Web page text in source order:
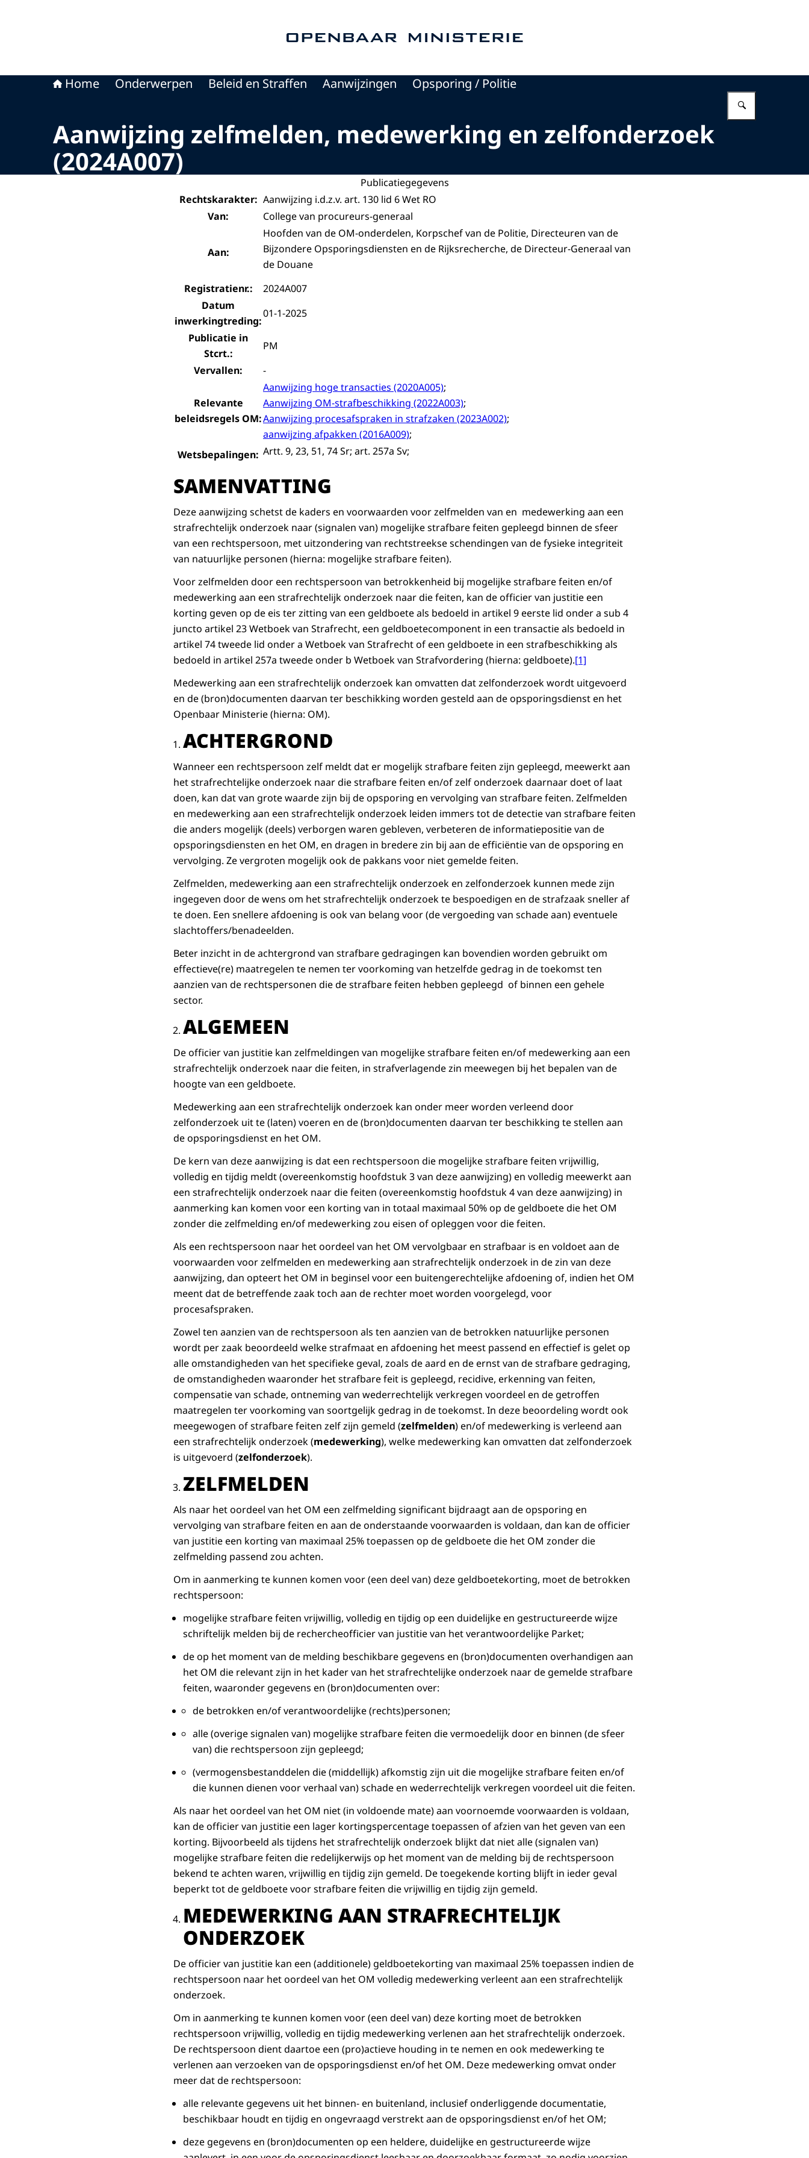
Home Onderwerpen Beleid en Straffen Aanwijzingen Opsporing / Politie
Aanwijzing zelfmelden, medewerking en zelfonderzoek
(2024A007)
Publicatiegegevens
Rechtskarakter: Aanwijzing i.d.z.v. art. 130 lid 6 Wet RO
Van:
College van procureurs-generaal
Aan:
Hoofden van de OM-onderdelen, Korpschef van de Politie, Directeuren van de
Bijzondere Opsporingsdiensten en de Rijksrecherche, de Directeur-Generaal van
de Douane
Registratienr.:
2024A007
Datum
inwerkingtreding:
01-1-2025
Publicatie in
Stcrt.:
PM
Vervallen:
-
Relevante
beleidsregels OM:
Aanwijzing hoge transacties (2020A005);
Aanwijzing OM-strafbeschikking (2022A003);
Aanwijzing procesafspraken in strafzaken (2023A002);
aanwijzing afpakken (2016A009);
Wetsbepalingen: Artt. 9, 23, 51, 74 Sr; art. 257a Sv;
SAMENVATTING
Deze aanwijzing schetst de kaders en voorwaarden voor zelfmelden van en medewerking aan een
strafrechtelijk onderzoek naar (signalen van) mogelijke strafbare feiten gepleegd binnen de sfeer
van een rechtspersoon, met uitzondering van rechtstreekse schendingen van de fysieke integriteit
van natuurlijke personen (hierna: mogelijke strafbare feiten).
Voor zelfmelden door een rechtspersoon van betrokkenheid bij mogelijke strafbare feiten en/of
medewerking aan een strafrechtelijk onderzoek naar die feiten, kan de officier van justitie een
korting geven op de eis ter zitting van een geldboete als bedoeld in artikel 9 eerste lid onder a sub 4
juncto artikel 23 Wetboek van Strafrecht, een geldboetecomponent in een transactie als bedoeld in
artikel 74 tweede lid onder a Wetboek van Strafrecht of een geldboete in een strafbeschikking als
bedoeld in artikel 257a tweede onder b Wetboek van Strafvordering (hierna: geldboete).[1]
Medewerking aan een strafrechtelijk onderzoek kan omvatten dat zelfonderzoek wordt uitgevoerd
en de (bron)documenten daarvan ter beschikking worden gesteld aan de opsporingsdienst en het
Openbaar Ministerie (hierna: OM).
ACHTERGROND
Wanneer een rechtspersoon zelf meldt dat er mogelijk strafbare feiten zijn gepleegd, meewerkt aan
het strafrechtelijke onderzoek naar die strafbare feiten en/of zelf onderzoek daarnaar doet of laat
doen, kan dat van grote waarde zijn bij de opsporing en vervolging van strafbare feiten. Zelfmelden
en medewerking aan een strafrechtelijk onderzoek leiden immers tot de detectie van strafbare feiten
die anders mogelijk (deels) verborgen waren gebleven, verbeteren de informatiepositie van de
opsporingsdiensten en het OM, en dragen in bredere zin bij aan de efficiëntie van de opsporing en
vervolging. Ze vergroten mogelijk ook de pakkans voor niet gemelde feiten.
Zelfmelden, medewerking aan een strafrechtelijk onderzoek en zelfonderzoek kunnen mede zijn
ingegeven door de wens om het strafrechtelijk onderzoek te bespoedigen en de strafzaak sneller af
te doen. Een snellere afdoening is ook van belang voor (de vergoeding van schade aan) eventuele
slachtoffers/benadeelden.
Beter inzicht in de achtergrond van strafbare gedragingen kan bovendien worden gebruikt om
effectieve(re) maatregelen te nemen ter voorkoming van hetzelfde gedrag in de toekomst ten
aanzien van de rechtspersonen die de strafbare feiten hebben gepleegd of binnen een gehele
sector.
ALGEMEEN
De officier van justitie kan zelfmeldingen van mogelijke strafbare feiten en/of medewerking aan een
strafrechtelijk onderzoek naar die feiten, in strafverlagende zin meewegen bij het bepalen van de
hoogte van een geldboete.
Medewerking aan een strafrechtelijk onderzoek kan onder meer worden verleend door
zelfonderzoek uit te (laten) voeren en de (bron)documenten daarvan ter beschikking te stellen aan
de opsporingsdienst en het OM.
De kern van deze aanwijzing is dat een rechtspersoon die mogelijke strafbare feiten vrijwillig,
volledig en tijdig meldt (overeenkomstig hoofdstuk 3 van deze aanwijzing) en volledig meewerkt aan
een strafrechtelijk onderzoek naar die feiten (overeenkomstig hoofdstuk 4 van deze aanwijzing) in
aanmerking kan komen voor een korting van in totaal maximaal 50% op de geldboete die het OM
zonder die zelfmelding en/of medewerking zou eisen of opleggen voor die feiten.
Als een rechtspersoon naar het oordeel van het OM vervolgbaar en strafbaar is en voldoet aan de
voorwaarden voor zelfmelden en medewerking aan strafrechtelijk onderzoek in de zin van deze
aanwijzing, dan opteert het OM in beginsel voor een buitengerechtelijke afdoening of, indien het OM
meent dat de betreffende zaak toch aan de rechter moet worden voorgelegd, voor
procesafspraken.
Zowel ten aanzien van de rechtspersoon als ten aanzien van de betrokken natuurlijke personen
wordt per zaak beoordeeld welke strafmaat en afdoening het meest passend en effectief is gelet op
alle omstandigheden van het specifieke geval, zoals de aard en de ernst van de strafbare gedraging,
de omstandigheden waaronder het strafbare feit is gepleegd, recidive, erkenning van feiten,
compensatie van schade, ontneming van wederrechtelijk verkregen voordeel en de getroffen
maatregelen ter voorkoming van soortgelijk gedrag in de toekomst. In deze beoordeling wordt ook
meegewogen of strafbare feiten zelf zijn gemeld (zelfmelden) en/of medewerking is verleend aan
een strafrechtelijk onderzoek (medewerking), welke medewerking kan omvatten dat zelfonderzoek
is uitgevoerd (zelfonderzoek).
ZELFMELDEN
Als naar het oordeel van het OM een zelfmelding significant bijdraagt aan de opsporing en
vervolging van strafbare feiten en aan de onderstaande voorwaarden is voldaan, dan kan de officier
van justitie een korting van maximaal 25% toepassen op de geldboete die het OM zonder die
zelfmelding passend zou achten.
Om in aanmerking te kunnen komen voor (een deel van) deze geldboetekorting, moet de betrokken
rechtspersoon:
mogelijke strafbare feiten vrijwillig, volledig en tijdig op een duidelijke en gestructureerde wijze
schriftelijk melden bij de rechercheofficier van justitie van het verantwoordelijke Parket;
de op het moment van de melding beschikbare gegevens en (bron)documenten overhandigen aan
het OM die relevant zijn in het kader van het strafrechtelijke onderzoek naar de gemelde strafbare
feiten, waaronder gegevens en (bron)documenten over:
de betrokken en/of verantwoordelijke (rechts)personen;
alle (overige signalen van) mogelijke strafbare feiten die vermoedelijk door en binnen (de sfeer
van) die rechtspersoon zijn gepleegd;
(vermogensbestanddelen die (middellijk) afkomstig zijn uit die mogelijke strafbare feiten en/of
die kunnen dienen voor verhaal van) schade en wederrechtelijk verkregen voordeel uit die feiten.
Als naar het oordeel van het OM niet (in voldoende mate) aan voornoemde voorwaarden is voldaan,
kan de officier van justitie een lager kortingspercentage toepassen of afzien van het geven van een
korting. Bijvoorbeeld als tijdens het strafrechtelijk onderzoek blijkt dat niet alle (signalen van)
mogelijke strafbare feiten die redelijkerwijs op het moment van de melding bij de rechtspersoon
bekend te achten waren, vrijwillig en tijdig zijn gemeld. De toegekende korting blijft in ieder geval
beperkt tot de geldboete voor strafbare feiten die vrijwillig en tijdig zijn gemeld.
MEDEWERKING AAN STRAFRECHTELIJK
ONDERZOEK
De officier van justitie kan een (additionele) geldboetekorting van maximaal 25% toepassen indien de
rechtspersoon naar het oordeel van het OM volledig medewerking verleent aan een strafrechtelijk
onderzoek.
Om in aanmerking te kunnen komen voor (een deel van) deze korting moet de betrokken
rechtspersoon vrijwillig, volledig en tijdig medewerking verlenen aan het strafrechtelijk onderzoek.
De rechtspersoon dient daartoe een (pro)actieve houding in te nemen en ook medewerking te
verlenen aan verzoeken van de opsporingsdienst en/of het OM. Deze medewerking omvat onder
meer dat de rechtspersoon:
alle relevante gegevens uit het binnen- en buitenland, inclusief onderliggende documentatie,
beschikbaar houdt en tijdig en ongevraagd verstrekt aan de opsporingsdienst en/of het OM;
deze gegevens en (bron)documenten op een heldere, duidelijke en gestructureerde wijze